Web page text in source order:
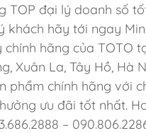
TOP đại lý doanh số
khách hãy tới ngay
chính hãng của TOTO
Xuân La, Tây Hồ, Hà
phẩm chính hãng với
ưu đãi tốt nhất.
–